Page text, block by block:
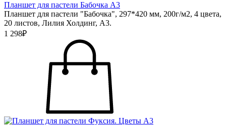
Планшет для пастели Бабочка А3
Планшет для пастели "Бабочка", 297*420 мм, 200г/м2, 4 цвета,
20 листов, Лилия Холдинг, А3.
1 298₽